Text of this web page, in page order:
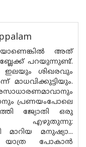
അത്
പറയുന്നുണ്ട്.
ഇലയും ശിഖരവും
മാധവിക്കുട്ടിയും.
പ്രണയംപോലെ
ജ്യോതി ഒരു
എഴുതുന്നു:
മാറിയ മനുഷ്യാ...
യാത്ര പോകാൻ